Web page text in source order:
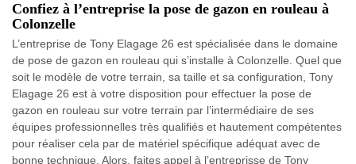
Confiez à l’entreprise la pose de gazon en rouleau à
Colonzelle
L’entreprise de Tony Elagage 26 est spécialisée dans le domaine
de pose de gazon en rouleau qui s’installe à Colonzelle. Quel que
soit le modèle de votre terrain, sa taille et sa configuration, Tony
Elagage 26 est à votre disposition pour effectuer la pose de
gazon en rouleau sur votre terrain par l’intermédiaire de ses
équipes professionnelles très qualifiés et hautement compétentes
pour réaliser cela par de matériel spécifique adéquat avec de
bonne technique. Alors, faites appel à l’entreprisse de Tony